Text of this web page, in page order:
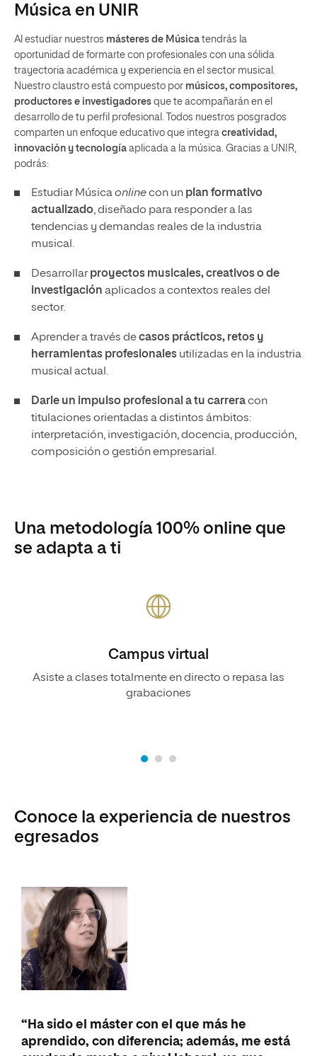
Música en UNIR
Al estudiar nuestros másteres de Música tendrás la
oportunidad de formarte con profesionales con una sólida
trayectoria académica y experiencia en el sector musical.
Nuestro claustro está compuesto por músicos, compositores,
productores e investigadores que te acompañarán en el
desarrollo de tu perfil profesional. Todos nuestros posgrados
comparten un enfoque educativo que integra creatividad,
innovación y tecnología aplicada a la música. Gracias a UNIR,
podrás:
Estudiar Músicaonlinecon un plan formativo
actualizado, diseñado para responder a las
tendencias y demandas reales de la industria
musical.
Desarrollarproyectos musicales, creativos o de
investigación aplicados a contextos reales del
sector.
Aprender a través decasos prácticos, retos y
herramientas profesionales utilizadas en la industria
musical actual.
Darle un impulso profesional a tu carreracon
titulaciones orientadas a distintos ámbitos:
interpretación, investigación, docencia, producción,
composición o gestión empresarial.
Una metodología 100% online que
se adapta a ti
Campus virtual
Asiste a clases totalmente en directo o repasa las
grabaciones
Conoce la experiencia de nuestros
egresados
“Ha sido el máster con el que más he
aprendido, con diferencia; además, me está